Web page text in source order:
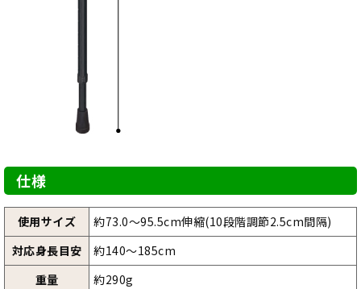
仕様
使用サイズ
約73.0～95.5cm伸縮(10段階調節2.5cm間隔)
対応身長目安
約140～185cm
重量
約290g